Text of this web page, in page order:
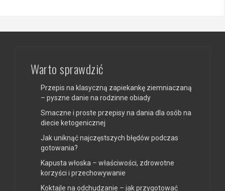
Warto sprawdzić
Przepis na klasyczną zapiekankę ziemniaczaną
– pyszne danie na rodzinne obiady
Smaczne i proste przepisy na dania dla osób na
diecie ketogenicznej
Jak uniknąć najczęstszych błędów podczas
gotowania?
Kapusta włoska – właściwości, zdrowotne
korzyści i przechowywanie
Koktajle na odchudzanie – jak przygotować